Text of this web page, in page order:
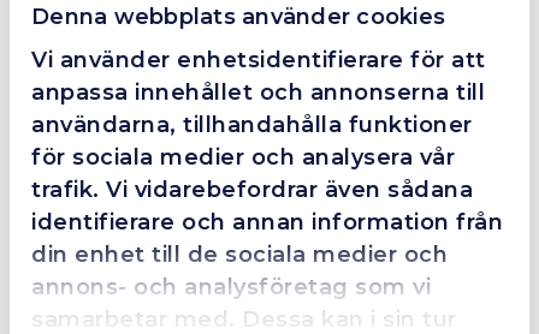
Denna webbplats använder cookies
Vi använder enhetsidentifierare för att
anpassa innehållet och annonserna till
användarna, tillhandahålla funktioner
för sociala medier och analysera vår
trafik. Vi vidarebefordrar även sådana
identifierare och annan information från
din enhet till de sociala medier och
annons- och analysföretag som vi
samarbetar med. Dessa kan i sin tur
Grym service!
Dom här grabbarna är definitionen av serviceminded.
Trots en billigare order, som det blev lite strul med,
så agerade dom blixtsnabbt och löste det långt över
förväntan. Hade kontakt med Alexander, som förtjänar
en extra guldstjärna.